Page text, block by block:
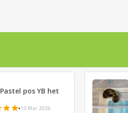
pos YB het
•10 Mar 2026